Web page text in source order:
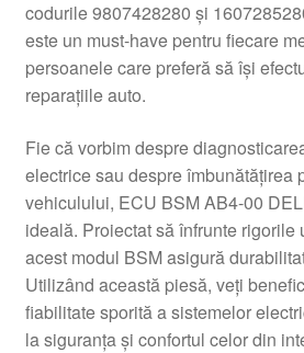
Livrare
Livrare în toată lumea
Plângere
Plățile
Politică de confidențialitate
Procedura de reclamație
codurile 9807428280 și
este un must-have pentru fiecare
persoanele care preferă să își
reparațiile auto.
Fie că vorbim despre
electrice sau despre îmbunătățirea
vehiculului, ECU BSM AB4-00
ideală. Proiectat să înfrunte rigorile
acest modul BSM asigură
Utilizând această piesă, veți
fiabilitate sporită a sistemelor
la siguranța și confortul celor din